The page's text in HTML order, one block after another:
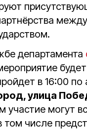
департамента
в 16:00 по
улица
участие могут
числе